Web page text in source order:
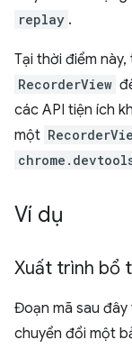
replay .
Tại thời điểm
RecorderView
các API tiện ích
một
Ví dụ
Xuất trình bổ
Đoạn mã sau
chuyển đổi một